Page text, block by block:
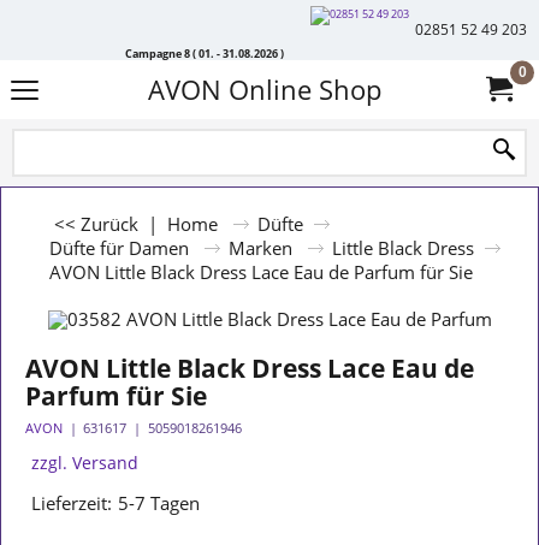
Campagne 8 ( 01. - 31.08.2026 )
02851 52 49 203
AVON Online Shop 0
<< Zurück | Home
Düfte
Düfte für Damen
Marken
Little Black Dress
AVON Little Black Dress Lace Eau de Parfum für Sie
AVON Little Black Dress Lace Eau de
Parfum für Sie
AVON 631617 5059018261946
zzgl. Versand
Lieferzeit: 5-7 Tagen